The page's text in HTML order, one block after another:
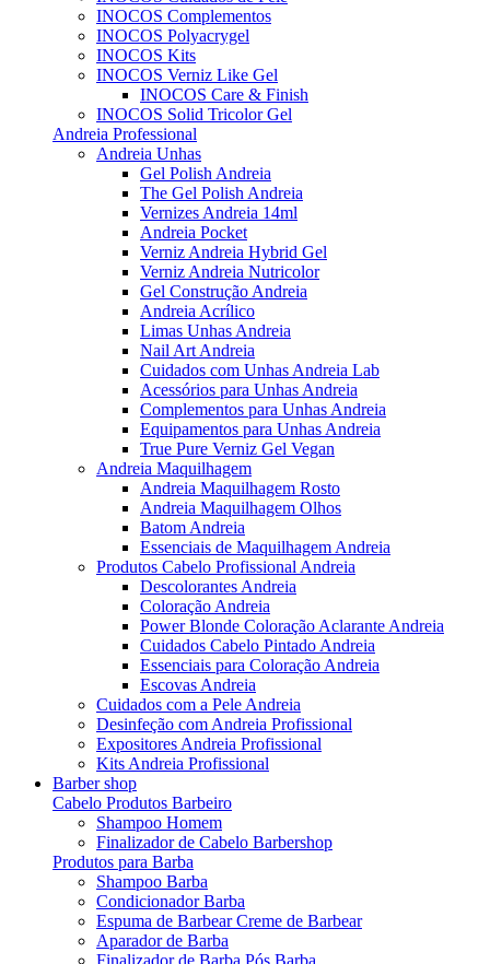
INOCOS Complementos
INOCOS Polyacrygel
INOCOS Kits
INOCOS Verniz Like Gel
INOCOS Care & Finish
INOCOS Solid Tricolor Gel
Andreia Professional
Andreia Unhas
Gel Polish Andreia
The Gel Polish Andreia
Vernizes Andreia 14ml
Andreia Pocket
Verniz Andreia Hybrid Gel
Verniz Andreia Nutricolor
Gel Construção Andreia
Andreia Acrílico
Limas Unhas Andreia
Nail Art Andreia
Cuidados com Unhas Andreia Lab
Acessórios para Unhas Andreia
Complementos para Unhas Andreia
Equipamentos para Unhas Andreia
True Pure Verniz Gel Vegan
Andreia Maquilhagem
Andreia Maquilhagem Rosto
Andreia Maquilhagem Olhos
Batom Andreia
Essenciais de Maquilhagem Andreia
Produtos Cabelo Profissional Andreia
Descolorantes Andreia
Coloração Andreia
Power Blonde Coloração Aclarante Andreia
Cuidados Cabelo Pintado Andreia
Essenciais para Coloração Andreia
Escovas Andreia
Cuidados com a Pele Andreia
Desinfeção com Andreia Profissional
Expositores Andreia Profissional
Kits Andreia Profissional
Barber shop
Cabelo Produtos Barbeiro
Shampoo Homem
Finalizador de Cabelo Barbershop
Produtos para Barba
Shampoo Barba
Condicionador Barba
Espuma de Barbear Creme de Barbear
Aparador de Barba
Finalizador de Barba Pós Barba